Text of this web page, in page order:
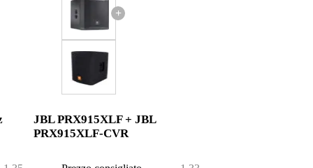
+
JBL PRX915XLF + JBL
PRX915XLF-CVR